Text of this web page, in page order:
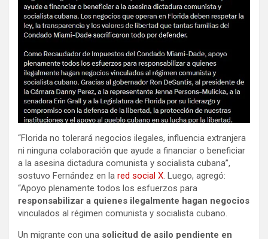
“Florida no tolerará negocios ilegales, influencia extranjera
ni ninguna colaboración que ayude a financiar o beneficiar
a la asesina dictadura comunista y socialista cubana”,
sostuvo Fernández en la red social X. Luego, agregó:
“Apoyo plenamente todos los esfuerzos para
responsabilizar a quienes ilegalmente hagan negocios
vinculados al régimen comunista y socialista cubano.
Un migrante con una solicitud de asilo pendiente en